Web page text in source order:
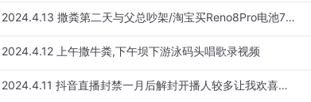
2024.4.13 撒粪第二天与父总吵架/淘宝买Reno8Pro电池75元和一脚
2024.4.12 上午撒牛粪,下午坝下游泳码头唱歌录视频
2024.4.11 抖音直播封禁一月后解封开播人较多让我欢喜让我忧/试用硬盘盒坏